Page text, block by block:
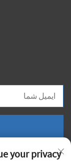
your privacy